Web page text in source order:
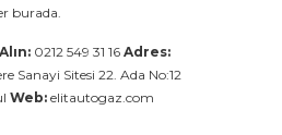
burada.
0212 549 31 16 Adres:
Sanayi Sitesi 22. Ada No:12
Web: elitautogaz.com